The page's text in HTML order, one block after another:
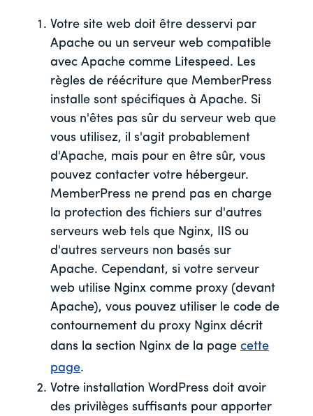
Votre site web doit être desservi par
Apache ou un serveur web compatible
avec Apache comme Litespeed. Les
règles de réécriture que MemberPress
installe sont spécifiques à Apache. Si
vous n'êtes pas sûr du serveur web que
vous utilisez, il s'agit probablement
d'Apache, mais pour en être sûr, vous
pouvez contacter votre hébergeur.
MemberPress ne prend pas en charge
la protection des fichiers sur d'autres
serveurs web tels que Nginx, IIS ou
d'autres serveurs non basés sur
Apache. Cependant, si votre serveur
web utilise Nginx comme proxy (devant
Apache), vous pouvez utiliser le code de
contournement du proxy Nginx décrit
dans la section Nginx de la page cette
page.
Votre installation WordPress doit avoir
des privilèges suffisants pour apporter